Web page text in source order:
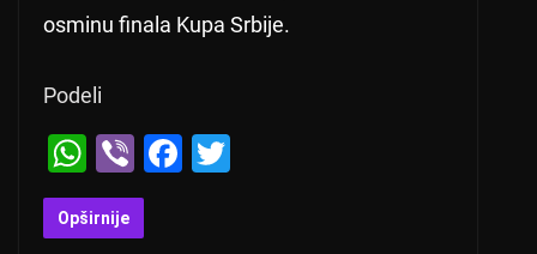
osminu finala Kupa Srbije.
Podeli
W
h
at
Vi
b
er
F
Opširnije